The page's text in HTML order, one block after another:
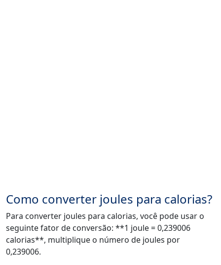
Como converter joules para calorias?
Para converter joules para calorias, você pode usar o
seguinte fator de conversão: **1 joule = 0,239006
calorias**, multiplique o número de joules por
0,239006.